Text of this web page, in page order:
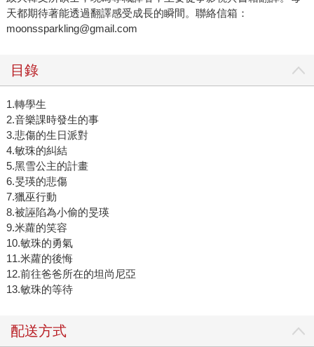
天都期待著能透過翻譯感受成長的瞬間。聯絡信箱：
moonssparkling@gmail.com
目錄
1.轉學生
2.音樂課時發生的事
3.悲傷的生日派對
4.敏珠的糾結
5.黑雪公主的計畫
6.旻瑛的悲傷
7.獵巫行動
8.被誣陷為小偷的旻瑛
9.米蘿的笑容
10.敏珠的勇氣
11.米蘿的後悔
12.前往爸爸所在的坦尚尼亞
13.敏珠的等待
配送方式